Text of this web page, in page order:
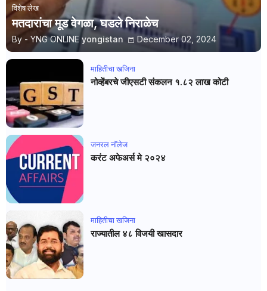
विशेष लेख
मतदारांचा मूड वेगळा, घडले निराळेच
By - YNG ONLINE yongistan December 02, 2024
माहितीचा खजिना
नोव्हेंबरचे जीएसटी संकलन १.८२ लाख कोटी
जनरल नाॅलेज
करंट अफेअर्स मे २०२४
माहितीचा खजिना
राज्यातील ४८ विजयी खासदार